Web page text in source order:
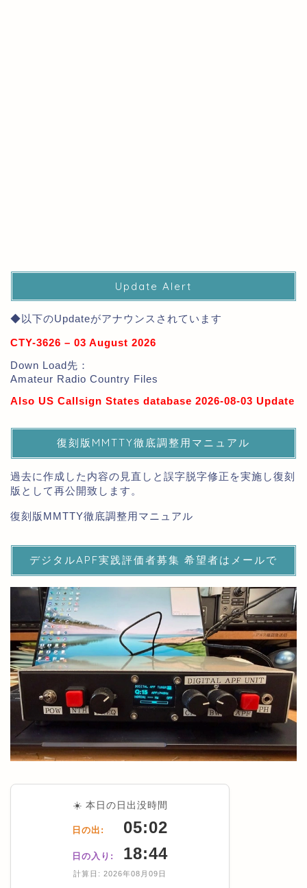
Update Alert
◆以下のUpdateがアナウンスされています
CTY-3626 – 03 August 2026
Down Load先：
Amateur Radio Country Files
Also US Callsign States database 2026-08-03 Update
復刻版MMTTY徹底調整用マニュアル
過去に作成した内容の見直しと誤字脱字修正を実施し復刻
版として再公開致します。
復刻版MMTTY徹底調整用マニュアル
デジタルAPF実践評価者募集 希望者はメールで
☀️ 本日の日出没時間
日の出: 05:02
日の入り: 18:44
計算日: 2026年08月09日